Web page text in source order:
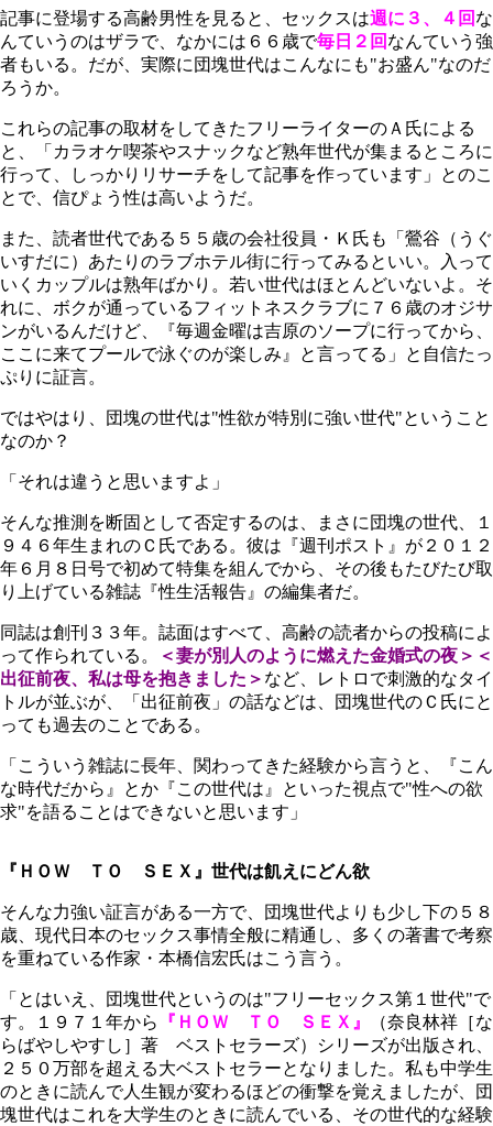
記事に登場する高齢男性を見ると、セックスは週に３、４回 な
んていうのはザラで、なかには６６歳で毎日２回 なんていう強
者もいる。だが、実際に団塊世代はこんなにも"お盛ん"なのだ
ろうか。
これらの記事の取材をしてきたフリーライターのＡ氏による
と、「カラオケ喫茶やスナックなど熟年世代が集まるところに
行って、しっかりリサーチをして記事を作っています」とのこ
とで、信ぴょう性は高いようだ。
また、読者世代である５５歳の会社役員・Ｋ氏も「鶯谷（うぐ
いすだに）あたりのラブホテル街に行ってみるといい。入って
いくカップルは熟年ばかり。若い世代はほとんどいないよ。そ
れに、ボクが通っているフィットネスクラブに７６歳のオジサ
ンがいるんだけど、『毎週金曜は吉原のソープに行ってから、
ここに来てプールで泳ぐのが楽しみ』と言ってる」と自信たっ
ぷりに証言。
ではやはり、団塊の世代は"性欲が特別に強い世代"ということ
なのか？
「それは違うと思いますよ」
そんな推測を断固として否定するのは、まさに団塊の世代、１
９４６年生まれのＣ氏である。彼は『週刊ポスト』が２０１２
年６月８日号で初めて特集を組んでから、その後もたびたび取
り上げている雑誌『性生活報告』の編集者だ。
同誌は創刊３３年。誌面はすべて、高齢の読者からの投稿によ
って作られている。
＜妻が別人のように燃えた金婚式の夜＞＜
出征前夜、私は母を抱きました＞ など、レトロで刺激的なタイ
トルが並ぶが、「出征前夜」の話などは、団塊世代のＣ氏にと
っても過去のことである。
「こういう雑誌に長年、関わってきた経験から言うと、『こん
な時代だから』とか『この世代は』といった視点で"性への欲
求"を語ることはできないと思います」
『ＨＯＷ ＴＯ ＳＥＸ』世代は飢えにどん欲
そんな力強い証言がある一方で、団塊世代よりも少し下の５８
歳、現代日本のセックス事情全般に精通し、多くの著書で考察
を重ねている作家・本橋信宏氏はこう言う。
「とはいえ、団塊世代というのは"フリーセックス第１世代"で
す。１９７１年から
『ＨＯＷ ＴＯ ＳＥＸ』
（奈良林祥［な
らばやしやすし］著 ベストセラーズ）シリーズが出版され、
２５０万部を超える大ベストセラーとなりました。私も中学生
のときに読んで人生観が変わるほどの衝撃を覚えましたが、団
塊世代はこれを大学生のときに読んでいる、その世代的な経験